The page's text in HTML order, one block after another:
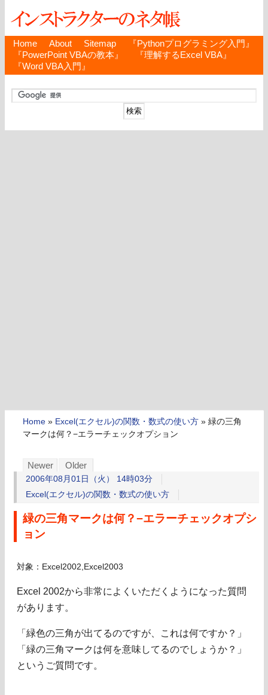
Home About Sitemap
『Pythonプログラミング入門』
『PowerPoint VBAの教本』
『理解するExcel VBA』
『Word VBA入門』
Home » Excel(エクセル)の関数・数式の使い方 » 緑の三角
マークは何？−エラーチェックオプション
Newer Older
2006年08月01日（火） 14時03分
Excel(エクセル)の関数・数式の使い方
緑の三角マークは何？−エラーチェックオプシ
ョン
対象：Excel2002,Excel2003
Excel 2002から非常によくいただくようになった質問
があります。
「緑色の三角が出てるのですが、これは何ですか？」
「緑の三角マークは何を意味してるのでしょうか？」
というご質問です。